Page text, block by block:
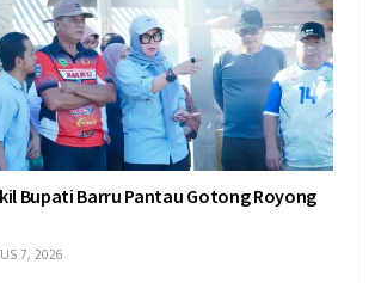
Bupati Barru Pantau Gotong Royong
7, 2026